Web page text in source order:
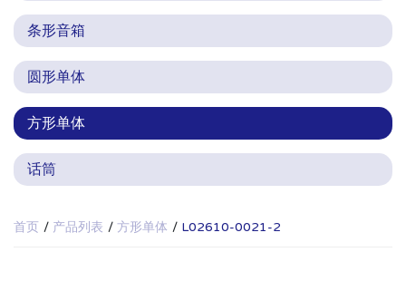
条形音箱
圆形单体
方形单体
话筒
首页 产品列表 方形单体 L02610-0021-2